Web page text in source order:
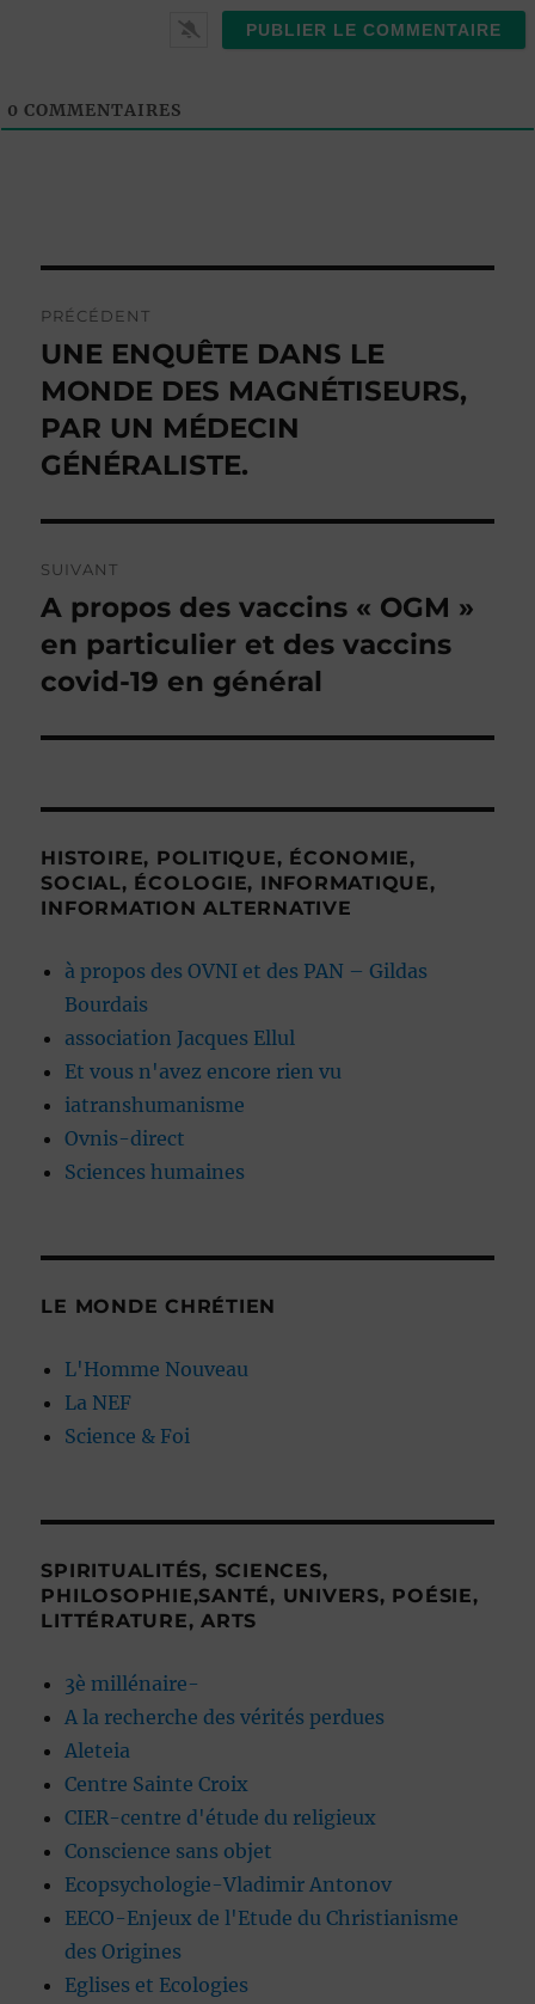
0 COMMENTAIRES
de
l’article
PRÉCÉDENT
Publication
précédente :
UNE ENQUÊTE DANS LE
MONDE DES MAGNÉTISEURS,
PAR UN MÉDECIN
GÉNÉRALISTE.
SUIVANT
Publication
suivante :
A propos des vaccins « OGM »
en particulier et des vaccins
covid-19 en général
HISTOIRE, POLITIQUE, ÉCONOMIE,
SOCIAL, ÉCOLOGIE, INFORMATIQUE,
INFORMATION ALTERNATIVE
à propos des OVNI et des PAN – Gildas
Bourdais
association Jacques Ellul
Et vous n'avez encore rien vu
iatranshumanisme
Ovnis-direct
Sciences humaines
LE MONDE CHRÉTIEN
L'Homme Nouveau
La NEF
Science & Foi
SPIRITUALITÉS, SCIENCES,
PHILOSOPHIE,SANTÉ, UNIVERS, POÉSIE,
LITTÉRATURE, ARTS
3è millénaire-
A la recherche des vérités perdues
Aleteia
Centre Sainte Croix
CIER-centre d'étude du religieux
Conscience sans objet
Ecopsychologie-Vladimir Antonov
EECO-Enjeux de l'Etude du Christianisme
des Origines
Eglises et Ecologies